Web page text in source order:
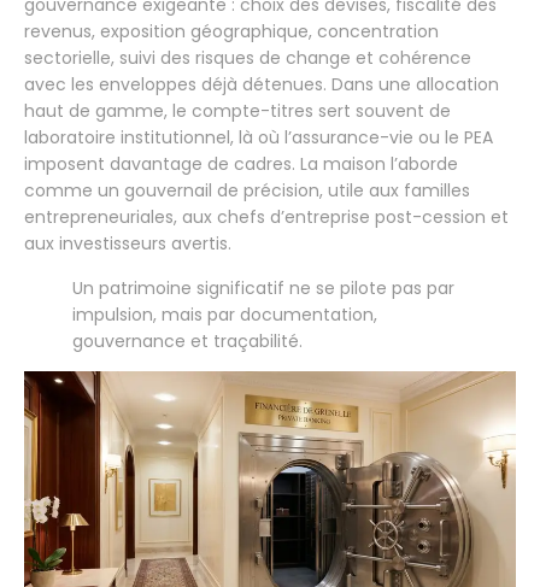
gouvernance exigeante : choix des devises, fiscalité des
revenus, exposition géographique, concentration
sectorielle, suivi des risques de change et cohérence
avec les enveloppes déjà détenues. Dans une allocation
haut de gamme, le compte-titres sert souvent de
laboratoire institutionnel, là où l’assurance-vie ou le PEA
imposent davantage de cadres. La maison l’aborde
comme un gouvernail de précision, utile aux familles
entrepreneuriales, aux chefs d’entreprise post-cession et
aux investisseurs avertis.
Un patrimoine significatif ne se pilote pas par
impulsion, mais par documentation,
gouvernance et traçabilité.